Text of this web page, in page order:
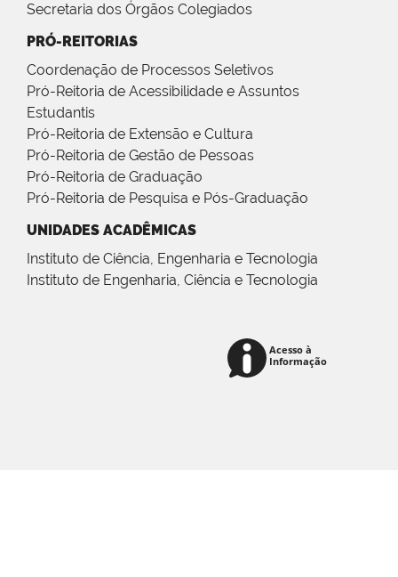
Secretaria dos Órgãos Colegiados
PRÓ-REITORIAS
Coordenação de Processos Seletivos
Pró-Reitoria de Acessibilidade e Assuntos
Estudantis
Pró-Reitoria de Extensão e Cultura
Pró-Reitoria de Gestão de Pessoas
Pró-Reitoria de Graduação
Pró-Reitoria de Pesquisa e Pós-Graduação
UNIDADES ACADÊMICAS
Instituto de Ciência, Engenharia e Tecnologia
Instituto de Engenharia, Ciência e Tecnologia